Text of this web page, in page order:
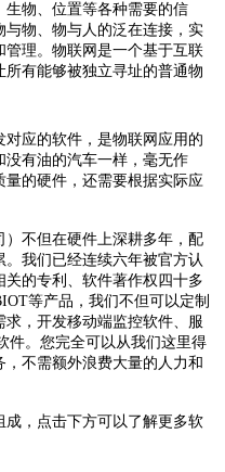
物、位置等各种需要的信
物、物与人的泛在连接，实
管理。物联网是一个基于互联
有能够被独立寻址的普通物
应的软件，是物联网应用的
没有油的汽车一样，毫无作
的硬件，还需要根据实际应
不但在硬件上深耕多年，配
我们已经连续六年被官方认
的专利、软件著作权四十多
等产品，我们不但可以定制
，开发移动端监控软件、服
件。您完全可以从我们这里得
不需额外浪费大量的人力和
，点击下方可以了解更多软